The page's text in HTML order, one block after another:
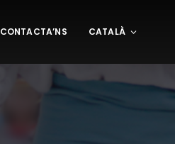
CONTACTA’NS CATALÀ